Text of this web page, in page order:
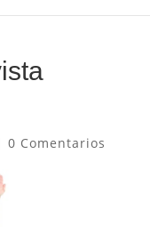
0 Comentarios